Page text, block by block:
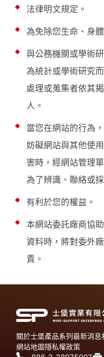
法律明文規定。
為免除您生命、身
與公務機關或學術
為統計或學術研究
處理或蒐集者依其
人。
當您在網站的行為
妨礙網站與其他使
害時，經網站管理
為了辨識、聯絡或
有利於您的權益。
本網站委託廠商協
資料時，將對委外
責。
關於士堡產品系列最新消息
網站地圖隱私權政策